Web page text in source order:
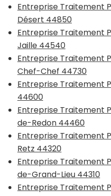
Entreprise Traitement
Désert 44850
Entreprise Traitement
Jaille 44540
Entreprise Traitement
Chef-Chef 44730
Entreprise Traitement
44600
Entreprise Traitement
de-Redon 44460
Entreprise Traitement
Retz 44320
Entreprise Traitement
de-Grand-Lieu 44310
Entreprise Traitement